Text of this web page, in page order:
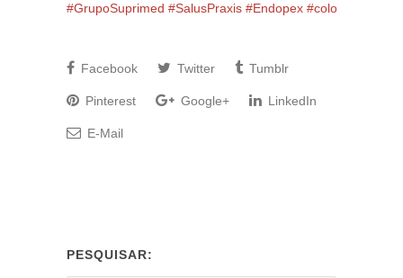
#GrupoSuprimed #SalusPraxis #Endopex #coloproctologia
Facebook Twitter Tumblr
Pinterest Google+ LinkedIn
E-Mail
PESQUISAR: